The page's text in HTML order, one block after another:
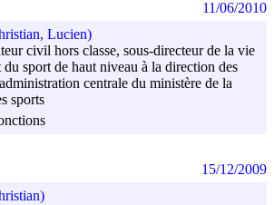
Lucien)
civil hors classe, sous-directeur de la vie
du sport de haut niveau à la direction des
centrale du ministère de la
sports
11/06/2010
15/12/2009